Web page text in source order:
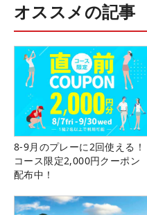
オススメの記事
8-9月のプレーに2回使える！
コース限定2,000円クーポン
配布中！